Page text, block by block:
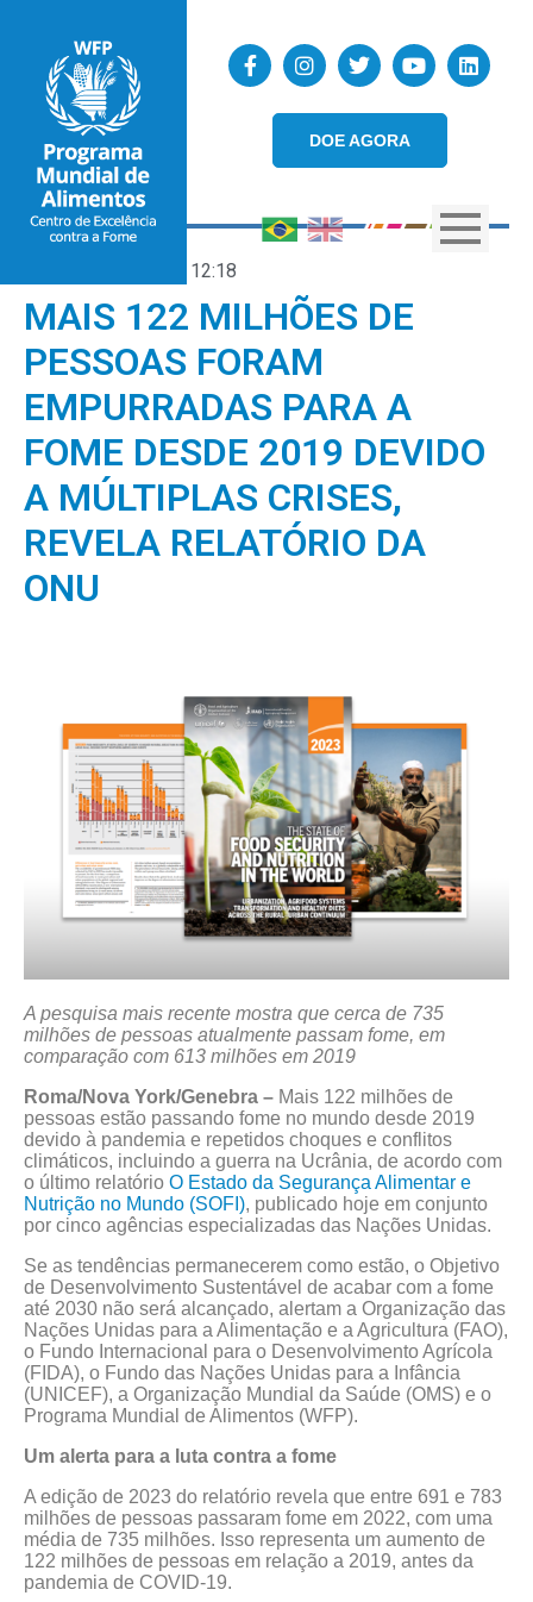
DOE AGORA
12:18
MAIS 122 MILHÕES DE
PESSOAS FORAM
EMPURRADAS PARA A
FOME DESDE 2019 DEVIDO
A MÚLTIPLAS CRISES,
REVELA RELATÓRIO DA
ONU
A pesquisa mais recente mostra que cerca de 735
milhões de pessoas atualmente passam fome, em
comparação com 613 milhões em 2019
Roma/Nova York/Genebra – Mais 122 milhões de
pessoas estão passando fome no mundo desde 2019
devido à pandemia e repetidos choques e conflitos
climáticos, incluindo a guerra na Ucrânia, de acordo com
o último relatório O Estado da Segurança Alimentar e
Nutrição no Mundo (SOFI), publicado hoje em conjunto
por cinco agências especializadas das Nações Unidas.
Se as tendências permanecerem como estão, o Objetivo
de Desenvolvimento Sustentável de acabar com a fome
até 2030 não será alcançado, alertam a Organização das
Nações Unidas para a Alimentação e a Agricultura (FAO),
o Fundo Internacional para o Desenvolvimento Agrícola
(FIDA), o Fundo das Nações Unidas para a Infância
(UNICEF), a Organização Mundial da Saúde (OMS) e o
Programa Mundial de Alimentos (WFP).
Um alerta para a luta contra a fome
A edição de 2023 do relatório revela que entre 691 e 783
milhões de pessoas passaram fome em 2022, com uma
média de 735 milhões. Isso representa um aumento de
122 milhões de pessoas em relação a 2019, antes da
pandemia de COVID-19.